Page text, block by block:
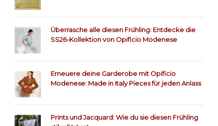
Überrasche alle diesen Frühling: Entdecke die
SS26-Kollektion von Opificio Modenese
Erneuere deine Garderobe mit Opificio
Modenese: Made in Italy Pieces für jeden Anlass
Prints und Jacquard: Wie du sie diesen Frühling